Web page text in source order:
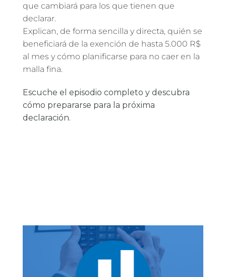
que cambiará para los que tienen que
declarar.
Explican, de forma sencilla y directa, quién se
beneficiará de la exención de hasta 5.000 R$
al mes y cómo planificarse para no caer en la
malla fina.
Escuche el episodio completo y descubra
cómo prepararse para la próxima
declaración.